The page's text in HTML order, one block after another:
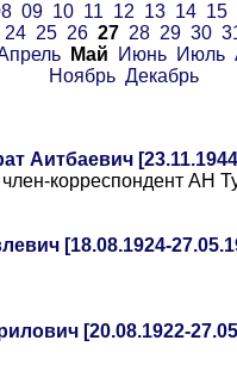
09 10 11 12 13 14 15
24 25 26 27 28 29 30
Май Июнь Июль
Ноябрь Декабрь
Аитбаевич
член-корреспондент АН
[18.08.1924-
[20.08.1922-